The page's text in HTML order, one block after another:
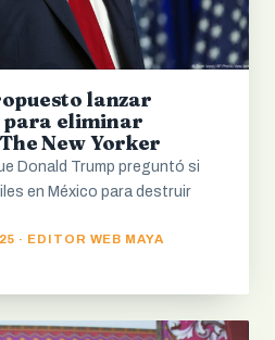
lanzar
para eliminar
New Yorker
Donald Trump preguntó si
en México para destruir
· EDITOR WEB MAYA